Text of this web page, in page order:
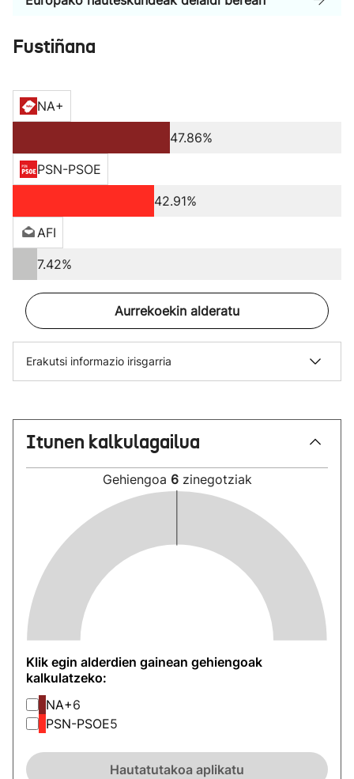
Fustiñana
NA+
47.86%
PSN-PSOE
42.91%
AFI
7.42%
Aurrekoekin alderatu
Erakutsi informazio irisgarria
Itunen kalkulagailua
Gehiengoa 6 zinegotziak
Klik egin alderdien gainean gehiengoak
kalkulatzeko:
NA+6
PSN-PSOE5
Hautatutakoa aplikatu